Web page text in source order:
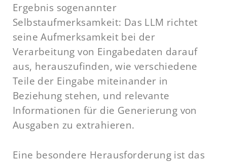
Ergebnis sogenannter
Selbstaufmerksamkeit: Das LLM richtet
seine Aufmerksamkeit bei der
Verarbeitung von Eingabedaten darauf
aus, herauszufinden, wie verschiedene
Teile der Eingabe miteinander in
Beziehung stehen, und relevante
Informationen für die Generierung von
Ausgaben zu extrahieren.
Eine besondere Herausforderung ist das